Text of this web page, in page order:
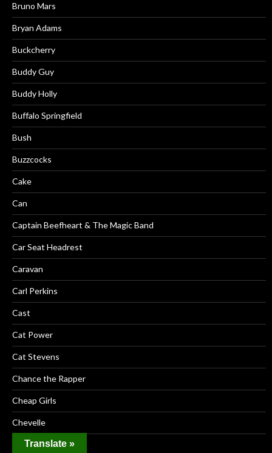
Bruno Mars
Bryan Adams
Buckcherry
Buddy Guy
Buddy Holly
Buffalo Springfield
Bush
Buzzcocks
Cake
Can
Captain Beefheart & The Magic Band
Car Seat Headrest
Caravan
Carl Perkins
Cast
Cat Power
Cat Stevens
Chance the Rapper
Cheap Girls
Chevelle
Chris Cornell
Translate »